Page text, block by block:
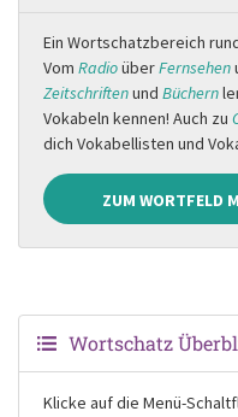
Ein Wortschatzbereich
Vom RadioüberFernsehen
Zeitschriftenund Büchern
Vokabeln kennen! Auch zu
dich Vokabellisten und
ZUM WORTFELD
Wortschatz
Klicke auf die Menü-